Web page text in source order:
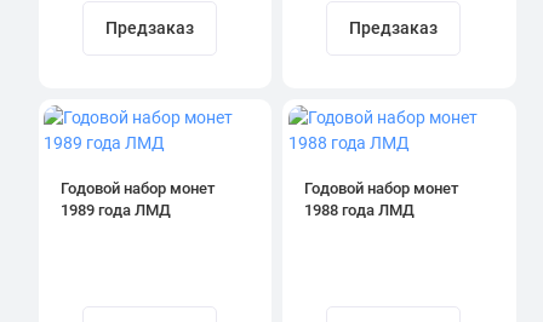
Предзаказ Предзаказ
Годовой набор монет
1989 года ЛМД
Годовой набор монет
1988 года ЛМД